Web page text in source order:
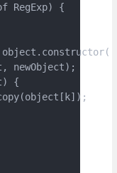
RegExp) {
newObject);
{